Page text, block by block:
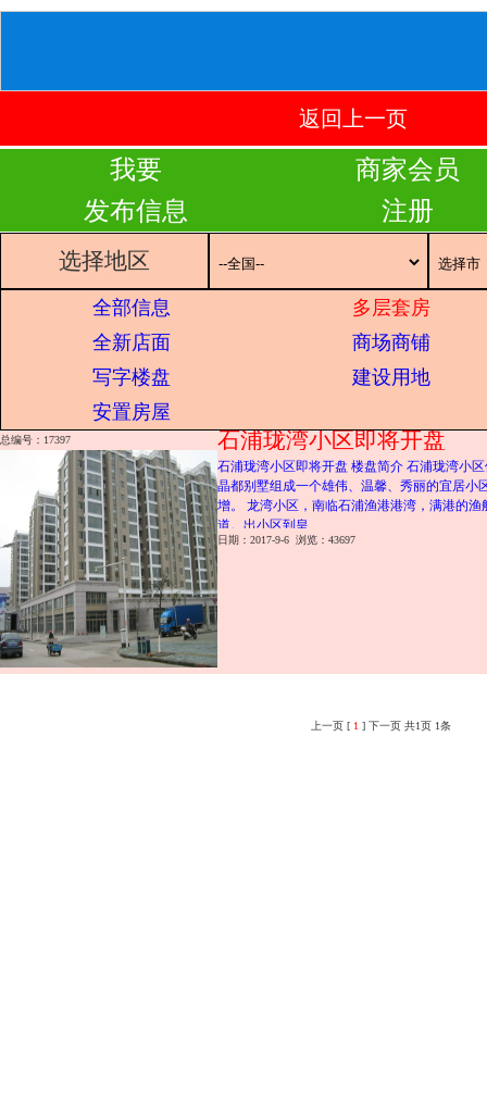
返回上一页
我要
发布信息
商家会员
注册
选择地区
全部信息
多层套房
全新店面
商场商铺
写字楼盘
建设用地
安置房屋
总编号：17397 石浦珑湾小区即将开盘
石浦珑湾小区即将开盘 楼盘简介 石浦珑湾小
晶都别墅组成一个雄伟、温馨、秀丽的宜居小
增。 龙湾小区，南临石浦渔港港湾，满港的
道。出小区到皇
日期：2017-9-6 浏览：43697
上一页 [1 ] 下一页 共1页 1条